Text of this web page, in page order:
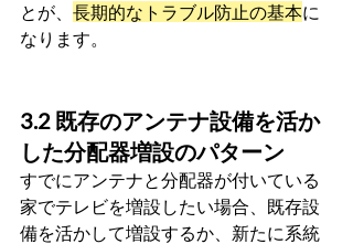
とが、 長期的なトラブル防止の基本に
なります。
3.2 既存のアンテナ設備を活か
した分配器増設のパターン
すでにアンテナと分配器が付いている
家でテレビを増設したい場合、既存設
備を活かして増設するか、新たに系統